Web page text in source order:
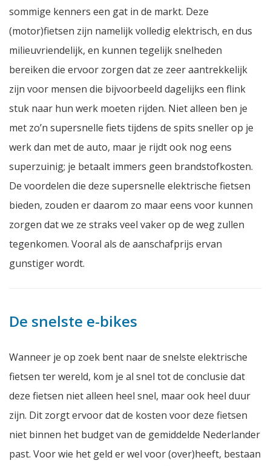
sommige kenners een gat in de markt. Deze
(motor)fietsen zijn namelijk volledig elektrisch, en dus
milieuvriendelijk, en kunnen tegelijk snelheden
bereiken die ervoor zorgen dat ze zeer aantrekkelijk
zijn voor mensen die bijvoorbeeld dagelijks een flink
stuk naar hun werk moeten rijden. Niet alleen ben je
met zo’n supersnelle fiets tijdens de spits sneller op je
werk dan met de auto, maar je rijdt ook nog eens
superzuinig; je betaalt immers geen brandstofkosten.
De voordelen die deze supersnelle elektrische fietsen
bieden, zouden er daarom zo maar eens voor kunnen
zorgen dat we ze straks veel vaker op de weg zullen
tegenkomen. Vooral als de aanschafprijs ervan
gunstiger wordt.
De snelste e-bikes
Wanneer je op zoek bent naar de snelste elektrische
fietsen ter wereld, kom je al snel tot de conclusie dat
deze fietsen niet alleen heel snel, maar ook heel duur
zijn. Dit zorgt ervoor dat de kosten voor deze fietsen
niet binnen het budget van de gemiddelde Nederlander
past. Voor wie het geld er wel voor (over)heeft, bestaan